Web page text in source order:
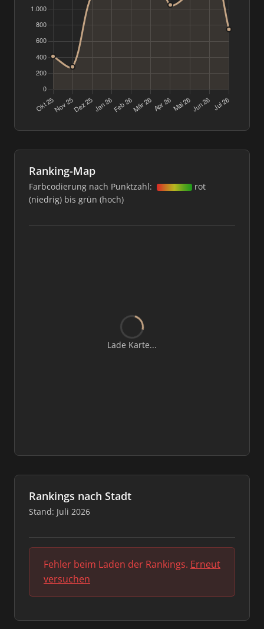
Ranking-Map
Farbcodierung nach Punktzahl:
rot
(niedrig) bis grün (hoch)
Lade Karte...
Rankings nach Stadt
Stand: Juli 2026
Fehler beim Laden der Rankings. Erneut
versuchen